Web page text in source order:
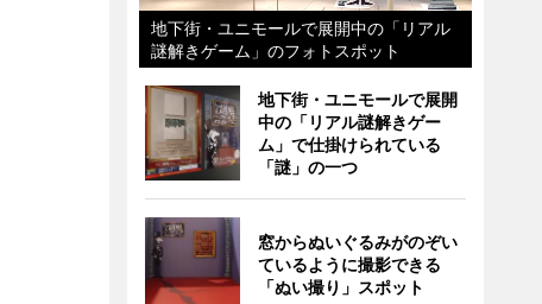
地下街・ユニモールで展開中の「リアル
謎解きゲーム」のフォトスポット
地下街・ユニモールで展開
中の「リアル謎解きゲー
ム」で仕掛けられている
「謎」の一つ
窓からぬいぐるみがのぞい
ているように撮影できる
「ぬい撮り」スポット